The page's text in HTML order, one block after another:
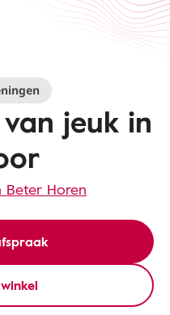
jeuk in
Beter Horen